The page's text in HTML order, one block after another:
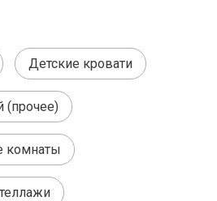
Детские кровати
(прочее)
комнаты